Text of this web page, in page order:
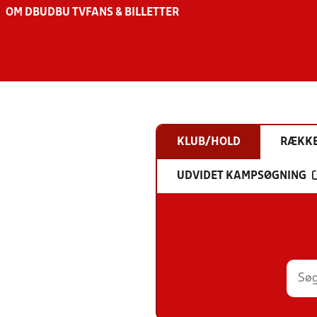
OM DBU DBU TV FANS & BILLETTER
KLUB/HOLD
UDVIDET KAMPSØGNING